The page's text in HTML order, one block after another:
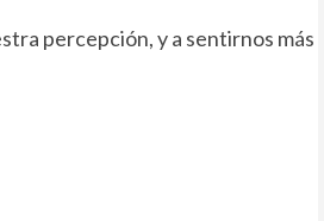
percepción, y a sentirnos más